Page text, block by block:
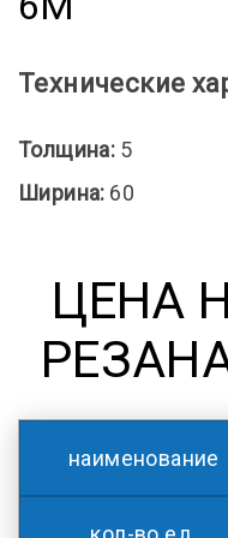
Технические
Толщина: 5
Ширина: 60
ЦЕНА
наименование